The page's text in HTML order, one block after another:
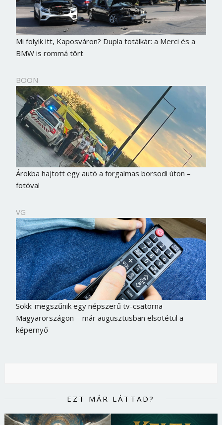
Mi folyik itt, Kaposváron? Dupla totálkár: a Merci és a
BMW is rommá tört
BOON
Árokba hajtott egy autó a forgalmas borsodi úton –
fotóval
VG
Sokk: megszűnik egy népszerű tv-csatorna
Magyarországon − már augusztusban elsötétül a
képernyő
EZT MÁR LÁTTAD?